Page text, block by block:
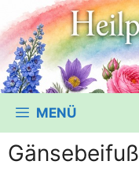
MENÜ
Gänsebeifuß